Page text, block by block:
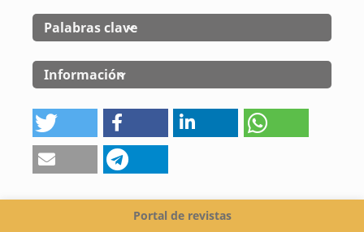
Palabras clave
Información
Portal de revistas